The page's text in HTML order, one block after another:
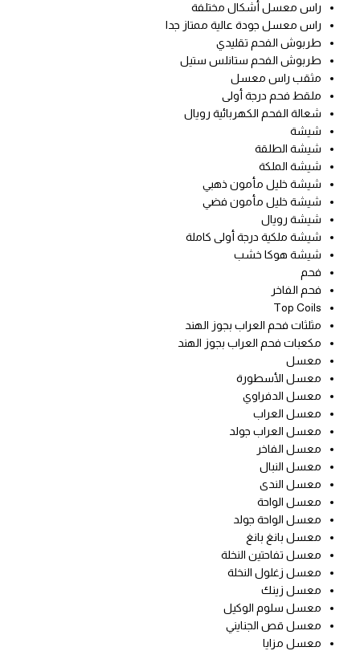
راس معسل أشكال مختلفة
راس معسل جودة عالية ممتاز جدا
طربوش الفحم تقليدي
طربوش الفحم ستانلس ستيل
مثقب راس معسل
ملقط فحم درجة أولى
شعالة الفحم الكهربائية رويال
شيشة
شيشة الطلقة
شيشة الملكة
شيشة خليل مأمون ذهبي
شيشة خليل مأمون فضي
شيشة رويال
شيشة ملكية درجة أولى كاملة
شيشة هوكا خشب
فحم
فحم الفاخر
Top Coils
مثلثات فحم العراب بجوز الهند
مكعبات فحم العراب بجوز الهند
معسل
معسل الأسطورة
معسل الدفراوي
معسل العراب
معسل العراب جولد
معسل الفاخر
معسل النبال
معسل الندى
معسل الواحة
معسل الواحة جولد
معسل بانغ بانغ
معسل تفاحتين النخلة
معسل زغلول النخلة
معسل زينك
معسل سلوم الوكيل
معسل قص الجنايني
معسل مزايا